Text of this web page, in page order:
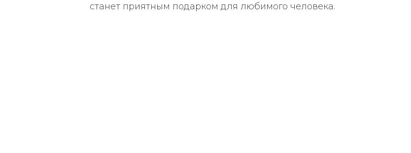
станет приятным подарком для любимого человека.